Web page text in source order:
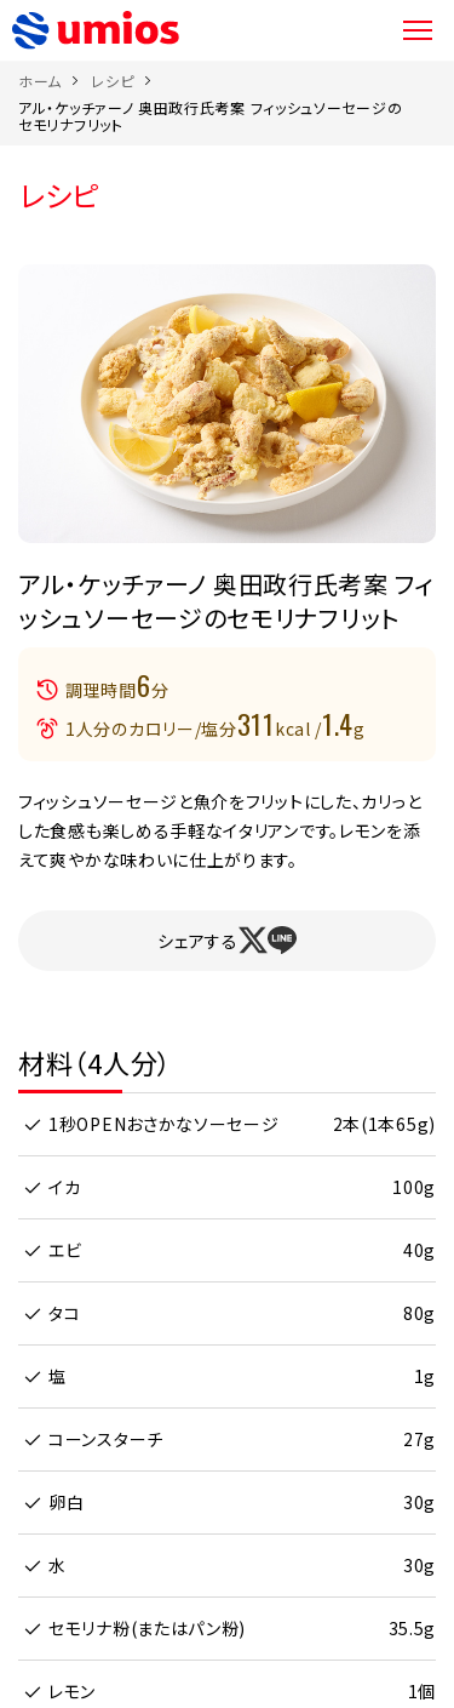
ホーム
レシピ
アル・ケッチァーノ 奥田政行氏考案 フィッシュソーセージの
セモリナフリット
レシピ
アル・ケッチァーノ 奥田政行氏考案 フィ
ッシュソーセージのセモリナフリット
調理時間6分
1人分のカロリー/塩分311 kcal /1.4g
フィッシュソーセージと魚介をフリットにした、カリっと
した食感も楽しめる手軽なイタリアンです。レモンを添
えて爽やかな味わいに仕上がります。
シェアする
材料（4人分）
1秒OPENおさかなソーセージ 2本(1本65g)
イカ 100g
エビ 40g
タコ 80g
塩 1g
コーンスターチ 27g
卵白 30g
水 30g
セモリナ粉(またはパン粉) 35.5g
レモン 1個